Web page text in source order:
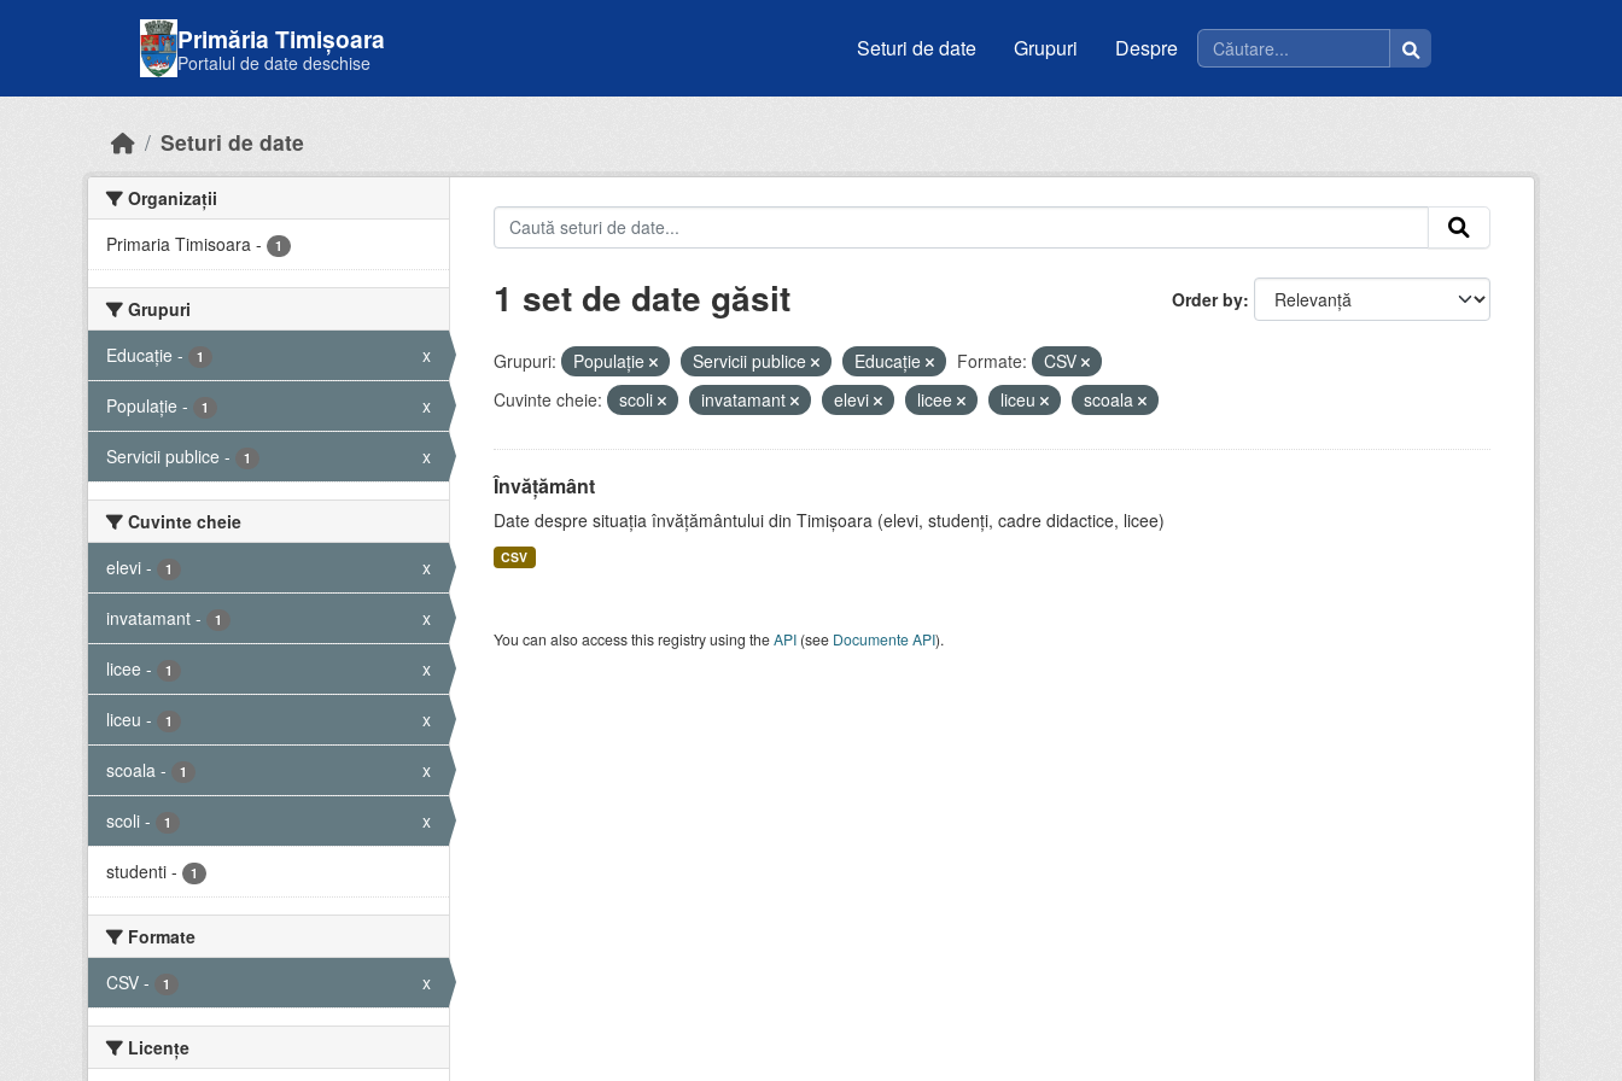
Primăria Timișoara
Portalul de date deschise
Seturi de date Grupuri Despre
Seturi de date
Organizații
Primaria Timisoara - 1
Grupuri
Educație - 1 x
Populație - 1 x
Servicii publice - 1 x
Cuvinte cheie
elevi - 1 x
invatamant - 1 x
licee - 1 x
liceu - 1 x
scoala - 1 x
scoli - 1 x
studenti - 1
Formate
CSV - 1 x
Licenţe
Order by
1 set de date găsit
Grupuri: Populație Servicii publice Educație Formate:
CSV
Cuvinte cheie:
scoli invatamant elevi licee liceu scoala
Învățământ
Date despre situația învățământului din Timișoara (elevi, studenți, cadre didactice, licee)
CSV
You can also access this registry using theAPI(see Documente API).